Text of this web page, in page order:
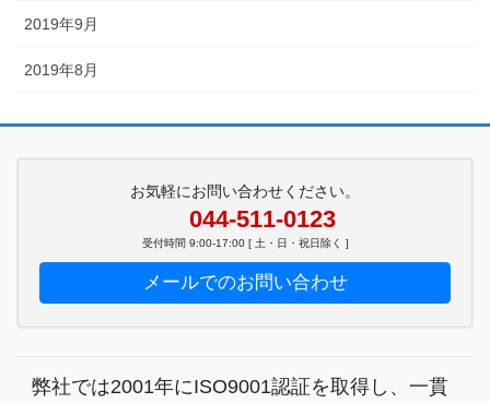
2019年9月
2019年8月
お気軽にお問い合わせください。
044-511-0123
受付時間 9:00-17:00 [ 土・日・祝日除く ]
メールでのお問い合わせ
弊社では2001年にISO9001認証を取得し、一貫